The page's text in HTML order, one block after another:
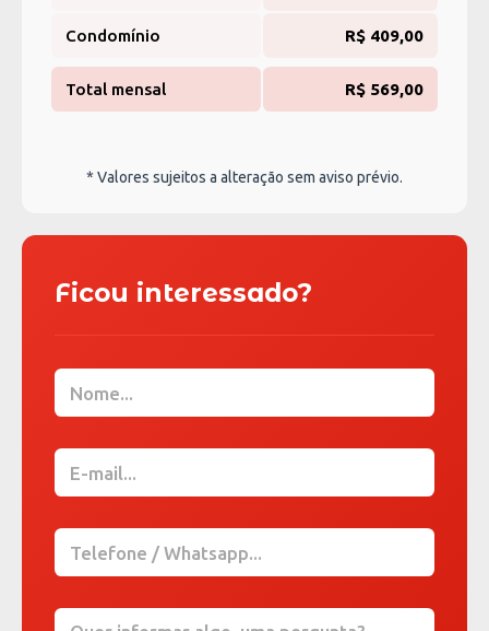
Condomínio R$ 409,00
Total mensal R$ 569,00
* Valores sujeitos a alteração sem aviso prévio.
Ficou interessado?